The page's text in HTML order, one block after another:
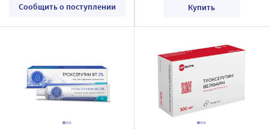
Сообщить о поступлении Купить